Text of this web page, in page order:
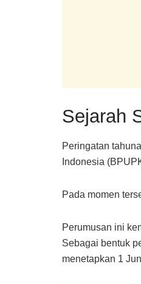
Sejarah
Peringatan
Indonesia
Pada momen
Perumusan ini
Sebagai bentuk
menetapkan 1